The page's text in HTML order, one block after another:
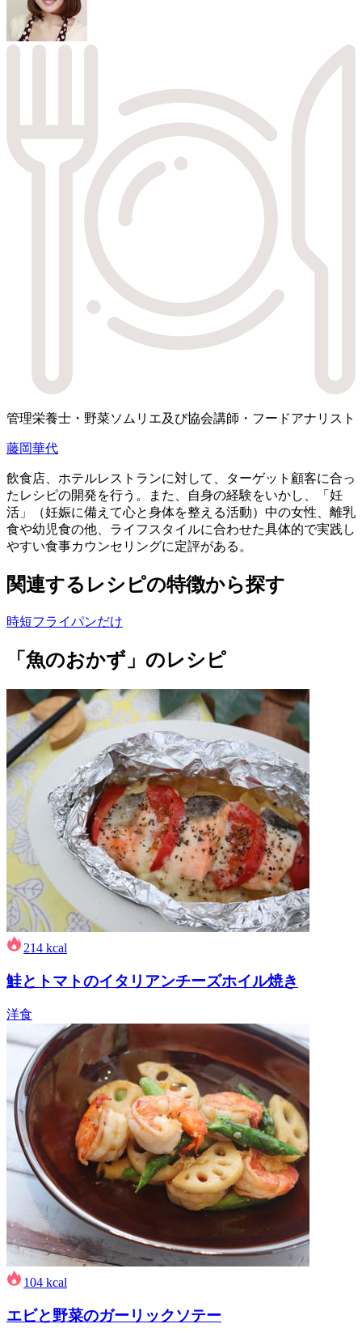
管理栄養士・野菜ソムリエ及び協会講師・フードアナリスト
藤岡華代
飲食店、ホテルレストランに対して、ターゲット顧客に合っ
たレシピの開発を行う。また、自身の経験をいかし、「妊
活」（妊娠に備えて心と身体を整える活動）中の女性、離乳
食や幼児食の他、ライフスタイルに合わせた具体的で実践し
やすい食事カウンセリングに定評がある。
関連するレシピの特徴から探す
時短フライパンだけ
「魚のおかず」のレシピ
214 kcal
鮭とトマトのイタリアンチーズホイル焼き
洋食
104 kcal
エビと野菜のガーリックソテー